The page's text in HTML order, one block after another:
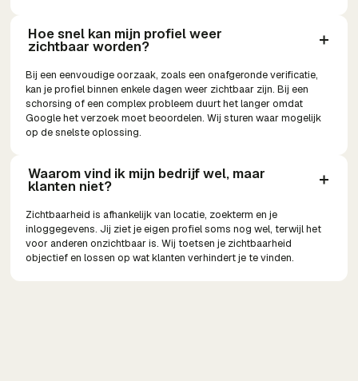
Hoe snel kan mijn profiel weer
zichtbaar worden?
Bij een eenvoudige oorzaak, zoals een onafgeronde verificatie,
kan je profiel binnen enkele dagen weer zichtbaar zijn. Bij een
schorsing of een complex probleem duurt het langer omdat
Google het verzoek moet beoordelen. Wij sturen waar mogelijk
op de snelste oplossing.
Waarom vind ik mijn bedrijf wel, maar
klanten niet?
Zichtbaarheid is afhankelijk van locatie, zoekterm en je
inloggegevens. Jij ziet je eigen profiel soms nog wel, terwijl het
voor anderen onzichtbaar is. Wij toetsen je zichtbaarheid
objectief en lossen op wat klanten verhindert je te vinden.